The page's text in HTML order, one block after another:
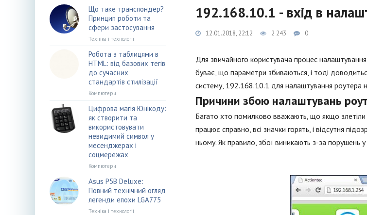
192.168.10.1 - вхід в
12.01.2018, 22:12 2 243 0
Для звичайного користувача процес
буває, що параметри збиваються, і тоді
систему, 192.168.10.1 для налаштування роутера
Причини збою налаштувань
Багато хто помилково вважають, що якщо
працює справно, всі значки горять, і відсутня
ньому. Як правило, збої виникають з-за
Що таке транспондер?
Принцип роботи та
сфери застосування
Техніка і технології
Робота з таблицями в
HTML: від базових тегів
до сучасних
стандартів стилізації
Компютери
Цифрова магія Юнікоду:
як створити та
використовувати
невидимий символ у
месенджерах і
соцмережах
Компютери
Asus P5B Deluxe:
Повний технічний огляд
легенди епохи LGA775
Техніка і технології